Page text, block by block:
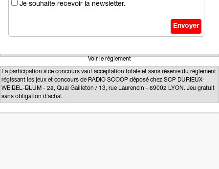
Je souhaite recevoir la newsletter.
Voir le règlement
La participation à ce concours vaut acceptation totale et sans réserve du règlement
régissant les jeux et concours de RADIO SCOOP déposé chez SCP DURIEUX-
WEIBEL-BLUM - 28, Quai Gailleton / 13, rue Laurencin - 69002 LYON. Jeu gratuit
sans obligation d'achat.